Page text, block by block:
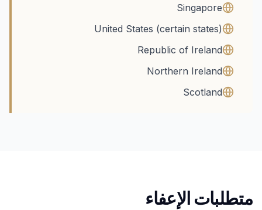
Singapore
United States (certain states)
Republic of Ireland
Northern Ireland
Scotland
متطلبات الإعفاء